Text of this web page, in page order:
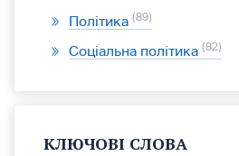
Політика 89
Соціальна політика 82
КЛЮЧОВІ СЛОВА